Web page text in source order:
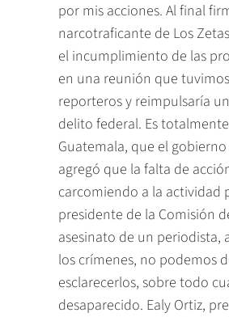
por mis acciones. Al final
narcotraficante de Los
el incumplimiento de las
en una reunión que
reporteros y reimpulsaría
delito federal. Es
Guatemala, que el
agregó que la falta de
carcomiendo a la actividad
presidente de la Comisión
asesinato de un
los crímenes, no podemos
esclarecerlos, sobre todo
desaparecido. Ealy Ortiz,